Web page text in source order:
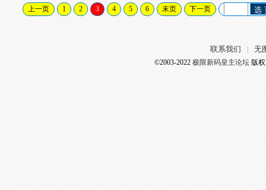
上一页 1 2 3 4 5 6 末页 下一页 选
联系我们 无
©2003-2022 极限新码皇主论坛版权